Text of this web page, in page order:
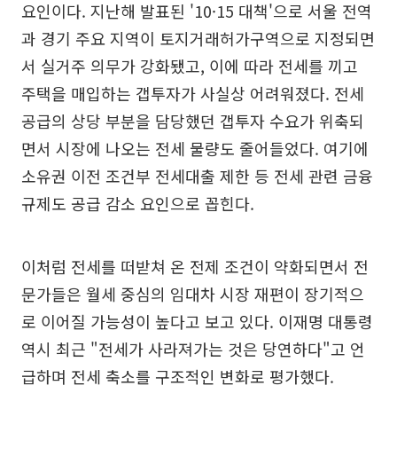
요인이다. 지난해 발표된 '10·15 대책'으로 서울 전역
과 경기 주요 지역이 토지거래허가구역으로 지정되면
서 실거주 의무가 강화됐고, 이에 따라 전세를 끼고
주택을 매입하는 갭투자가 사실상 어려워졌다. 전세
공급의 상당 부분을 담당했던 갭투자 수요가 위축되
면서 시장에 나오는 전세 물량도 줄어들었다. 여기에
소유권 이전 조건부 전세대출 제한 등 전세 관련 금융
규제도 공급 감소 요인으로 꼽힌다.
이처럼 전세를 떠받쳐 온 전제 조건이 약화되면서 전
문가들은 월세 중심의 임대차 시장 재편이 장기적으
로 이어질 가능성이 높다고 보고 있다. 이재명 대통령
역시 최근 "전세가 사라져가는 것은 당연하다"고 언
급하며 전세 축소를 구조적인 변화로 평가했다.